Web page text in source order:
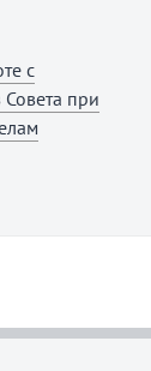
с
при